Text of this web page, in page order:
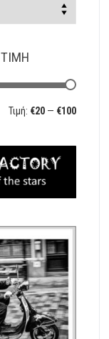
Ελάχιστη
Μέγιστη
Τιμή: €20 — €100